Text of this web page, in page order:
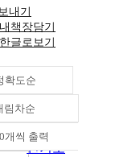
내기
내책장담기
한글로보기
확도순
정확도
순
인기도
림차순
내림차순
개씩 출력